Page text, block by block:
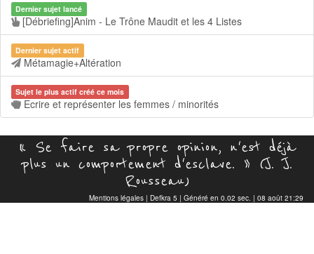
Dernier sujet lancé
[Débriefing]Anim - Le Trône Maudit et les 4 Listes
Dernier sujet actif
Métamagie+Altération
Sujet le plus actif créé ce mois
Ecrire et représenter les femmes / minorités
« Se faire sa propre opinion, n'est déjà
plus un comportement d'esclave. » (J. J.
Rousseau)
Mentions légales | Defkra 5 | Généré en 0.02 sec. | 08 août 21:29